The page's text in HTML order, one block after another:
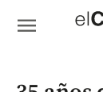
económicos
Colombia
menu